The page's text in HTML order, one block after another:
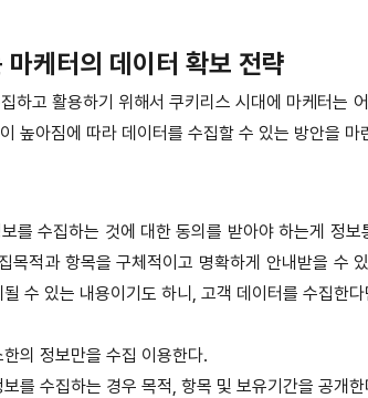
케터의 데이터 확보 전략
하고 활용하기 위해서 쿠키리스 시대에 마케터는
높아짐에 따라 데이터를 수집할 수 있는 방안을 마
를 수집하는 것에 대한 동의를 받아야 하는게 정
목적과 항목을 구체적이고 명확하게 안내받을 수
수 있는 내용이기도 하니, 고객 데이터를 수집한
의 정보만을 수집 이용한다.
를 수집하는 경우 목적, 항목 및 보유기간을 공개한